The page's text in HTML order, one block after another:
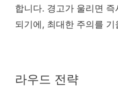
합니다. 경고가 울리면
되기에, 최대한 주의를 기
라우드 전략